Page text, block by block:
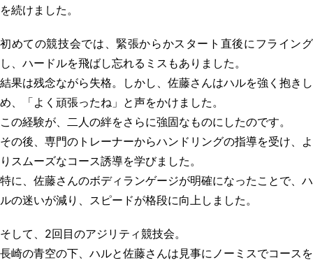
を続けました。
初めての競技会では、緊張からかスタート直後にフライング
し、ハードルを飛ばし忘れるミスもありました。
結果は残念ながら失格。しかし、佐藤さんはハルを強く抱きし
め、「よく頑張ったね」と声をかけました。
この経験が、二人の絆をさらに強固なものにしたのです。
その後、専門のトレーナーからハンドリングの指導を受け、よ
りスムーズなコース誘導を学びました。
特に、佐藤さんのボディランゲージが明確になったことで、ハ
ルの迷いが減り、スピードが格段に向上しました。
そして、2回目のアジリティ競技会。
長崎の青空の下、ハルと佐藤さんは見事にノーミスでコースを